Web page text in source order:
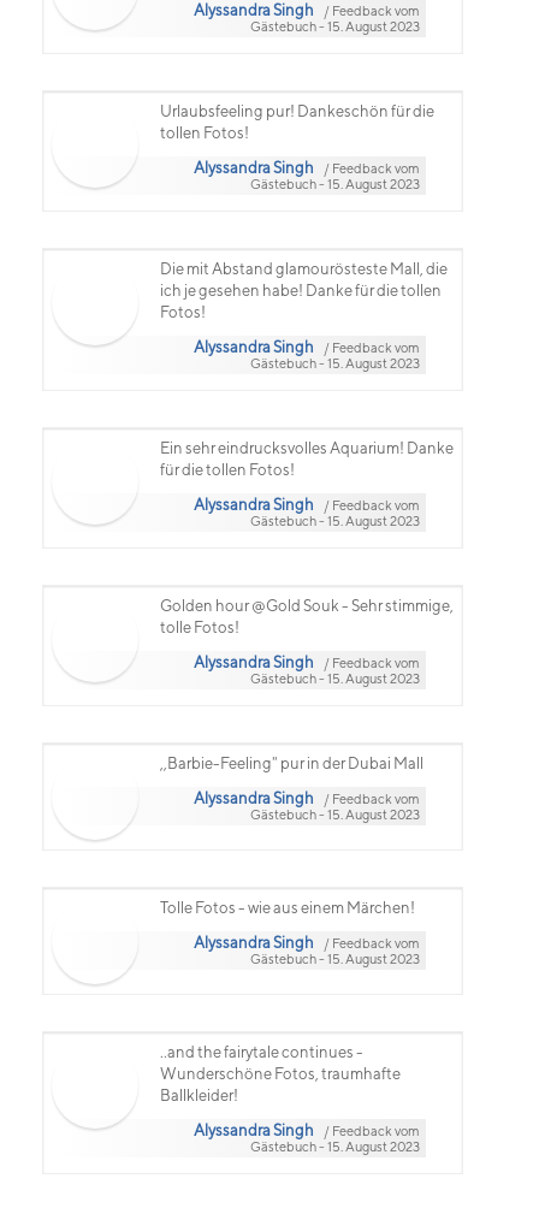
Alyssandra Singh
/ Feedback vom
Gästebuch - 15. August 2023
Urlaubsfeeling pur! Dankeschön für die
tollen Fotos!
Alyssandra Singh
/ Feedback vom
Gästebuch - 15. August 2023
Die mit Abstand glamourösteste Mall, die
ich je gesehen habe! Danke für die tollen
Fotos!
Alyssandra Singh
/ Feedback vom
Gästebuch - 15. August 2023
Ein sehr eindrucksvolles Aquarium! Danke
für die tollen Fotos!
Alyssandra Singh
/ Feedback vom
Gästebuch - 15. August 2023
Golden hour @Gold Souk - Sehr stimmige,
tolle Fotos!
Alyssandra Singh
/ Feedback vom
Gästebuch - 15. August 2023
,,Barbie-Feeling" pur in der Dubai Mall
Alyssandra Singh
/ Feedback vom
Gästebuch - 15. August 2023
Tolle Fotos - wie aus einem Märchen!
Alyssandra Singh
/ Feedback vom
Gästebuch - 15. August 2023
..and the fairytale continues -
Wunderschöne Fotos, traumhafte
Ballkleider!
Alyssandra Singh
/ Feedback vom
Gästebuch - 15. August 2023